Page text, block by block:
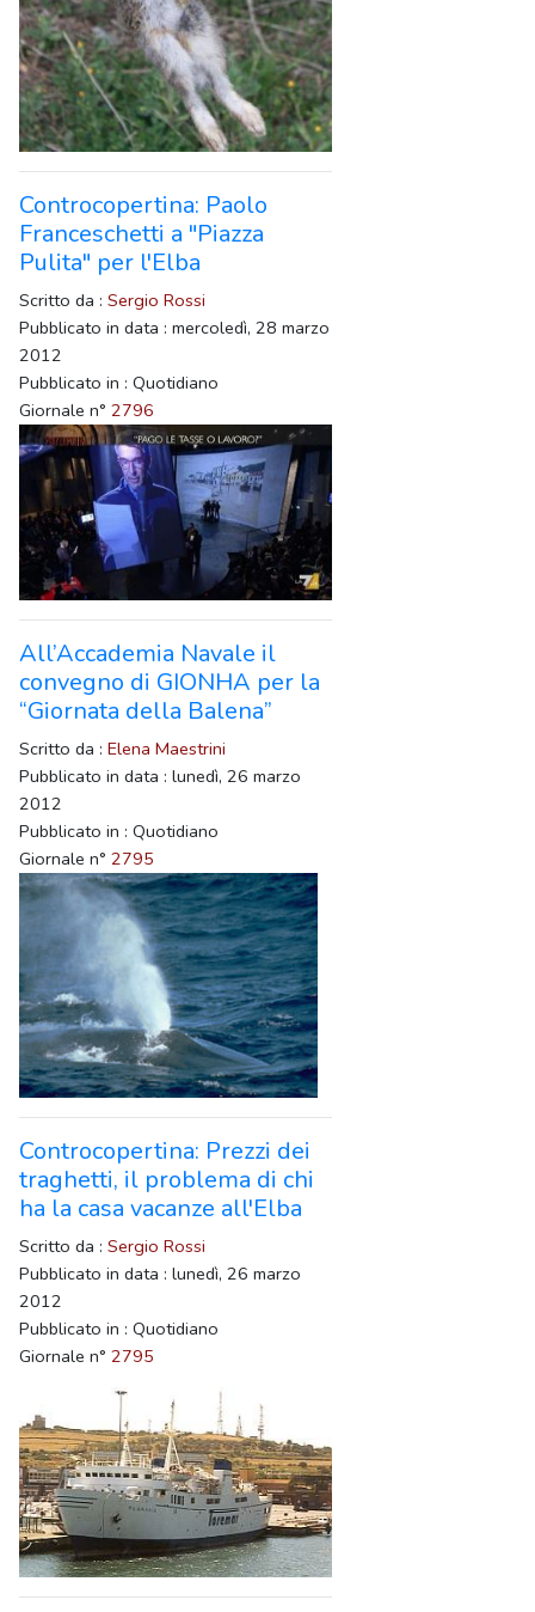
Controcopertina: Paolo
Franceschetti a "Piazza
Pulita" per l'Elba
Scritto da : Sergio Rossi
Pubblicato in data : mercoledì, 28 marzo
2012
Pubblicato in : Quotidiano
Giornale n° 2796
All’Accademia Navale il
convegno di GIONHA per la
“Giornata della Balena”
Scritto da : Elena Maestrini
Pubblicato in data : lunedì, 26 marzo
2012
Pubblicato in : Quotidiano
Giornale n° 2795
Controcopertina: Prezzi dei
traghetti, il problema di chi
ha la casa vacanze all'Elba
Scritto da : Sergio Rossi
Pubblicato in data : lunedì, 26 marzo
2012
Pubblicato in : Quotidiano
Giornale n° 2795